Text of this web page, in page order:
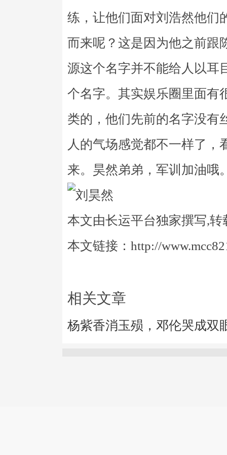
练，让他们面对刘浩然他们
而来呢？这是因为他之前跟
源这个名字并不能给人以耳
个名字。其实娱乐圈里面有
类的，他们先前的名字没有
人的气场感觉都不一样了，
来。昊然弟弟，军训加油哦
本文由长运平台独家撰写,转
本文链接：http://
相关文章
杨紫香消玉殒，邓伦哭成双